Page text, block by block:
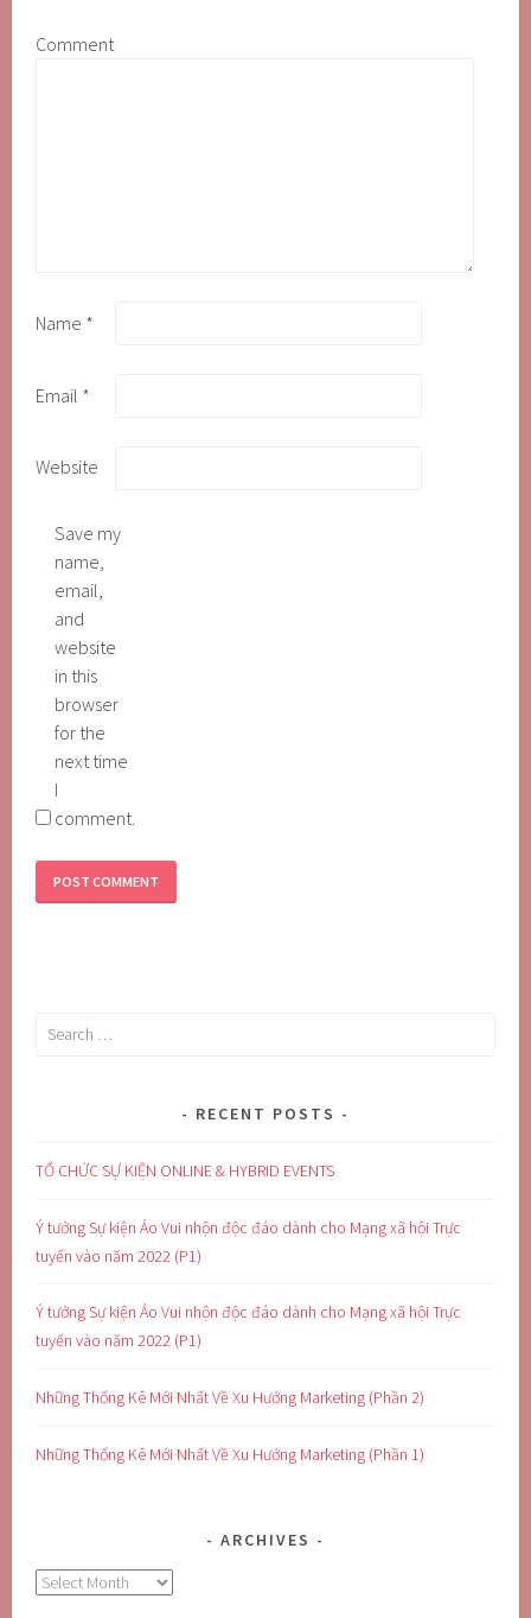
Comment
Name *
Email *
Website
Save my
name,
email,
and
website
in this
browser
for the
next time
I
comment.
Search
RECENT POSTS
TỔ CHỨC SỰ KIỆN ONLINE & HYBRID EVENTS
Ý tưởng Sự kiện Ảo Vui nhộn độc đáo dành cho Mạng xã hội Trực
tuyến vào năm 2022 (P1)
Ý tưởng Sự kiện Ảo Vui nhộn độc đáo dành cho Mạng xã hội Trực
tuyến vào năm 2022 (P1)
Những Thống Kê Mới Nhất Về Xu Hướng Marketing (Phần 2)
Những Thống Kê Mới Nhất Về Xu Hướng Marketing (Phần 1)
ARCHIVES
Archives